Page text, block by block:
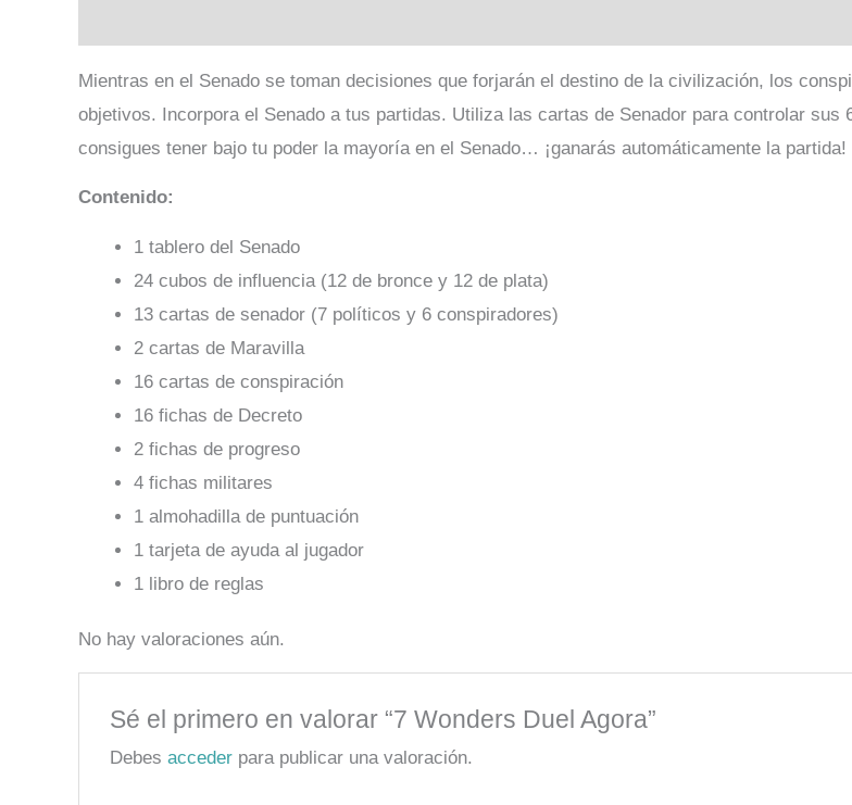
Mientras en el Senado se toman decisiones que forjarán el destino de la civilización, los
objetivos. Incorpora el Senado a tus partidas. Utiliza las cartas de Senador para controlar
consigues tener bajo tu poder la mayoría en el Senado… ¡ganarás automáticamente la partida!
Contenido:
1 tablero del Senado
24 cubos de influencia (12 de bronce y 12 de plata)
13 cartas de senador (7 políticos y 6 conspiradores)
2 cartas de Maravilla
16 cartas de conspiración
16 fichas de Decreto
2 fichas de progreso
4 fichas militares
1 almohadilla de puntuación
1 tarjeta de ayuda al jugador
1 libro de reglas
No hay valoraciones aún.
Sé el primero en valorar “7 Wonders Duel Agora”
Debesacceder para publicar una valoración.